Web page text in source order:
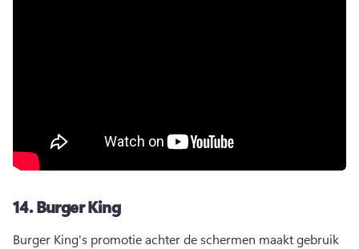
14.Burger King
Burger King's promotie achter de schermen maakt gebruik